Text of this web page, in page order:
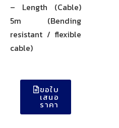
– Length (Cable)
5m (Bending
resistant / flexible
cable)
ขอใบ
เสนอ
ราคา